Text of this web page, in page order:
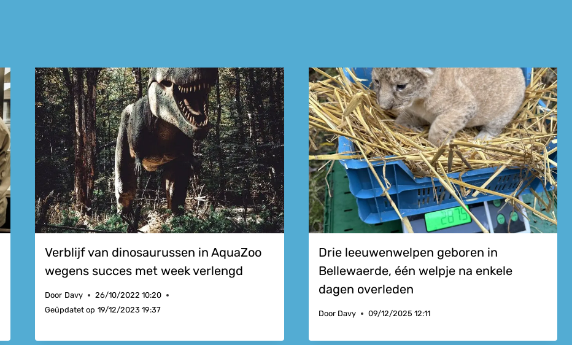
Verblijf van dinosaurussen in AquaZoo
wegens succes met week verlengd
Door Davy
26/10/2022 10:20
Geüpdatet op 19/12/2023 19:37
Drie leeuwenwelpen geboren in
Bellewaerde, één welpje na enkele
dagen overleden
Door Davy 09/12/2025 12:11